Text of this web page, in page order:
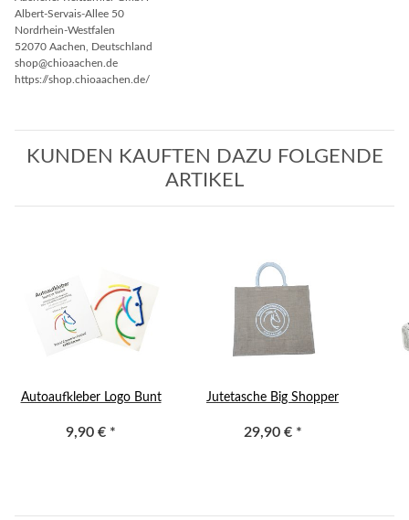
Albert-Servais-Allee 50
Nordrhein-Westfalen
52070 Aachen, Deutschland
shop@chioaachen.de
https://shop.chioaachen.de/
KUNDEN KAUFTEN DAZU FOLGENDE
ARTIKEL
Autoaufkleber Logo Bunt
9,90 € *
Jutetasche Big Shopper
29,90 € *